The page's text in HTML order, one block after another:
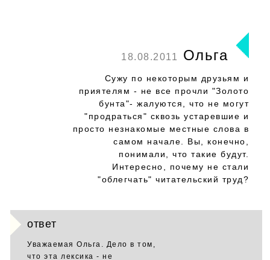
18.08.2011 Ольга
Сужу по некоторым друзьям и
приятелям - не все прочли "Золото
бунта"- жалуются, что не могут
"продраться" сквозь устаревшие и
просто незнакомые местные слова в
самом начале. Вы, конечно,
понимали, что такие будут.
Интересно, почему не стали
"облегчать" читательский труд?
ответ
Уважаемая Ольга. Дело в том,
что эта лексика - не